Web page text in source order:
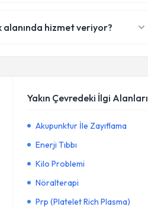
alanında hizmet veriyor?
Yakın Çevredeki İlgi Alanları
Akupunktur İle Zayıflama
Enerji Tıbbı
Kilo Problemi
Nöralterapi
Prp (Platelet Rich Plasma)